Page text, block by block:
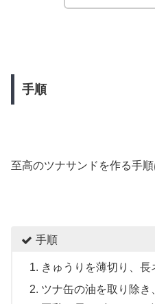
手順
至高のツナサンドを作る手順
手順
きゅうりを薄切り、
ツナ缶の油を取り除き